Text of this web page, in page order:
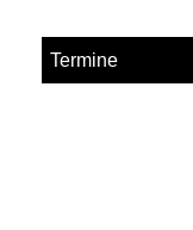
Termine